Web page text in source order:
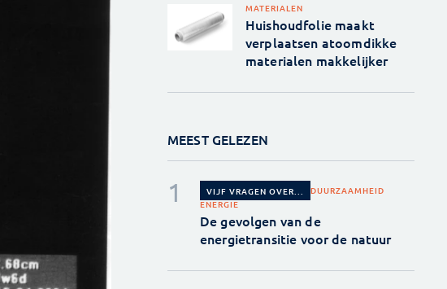
MATERIALEN
Huishoudfolie maakt
verplaatsen atoomdikke
materialen makkelijker
MEEST GELEZEN
VIJF VRAGEN OVER...
DUURZAAMHEID
ENERGIE
De gevolgen van de
energietransitie voor de natuur